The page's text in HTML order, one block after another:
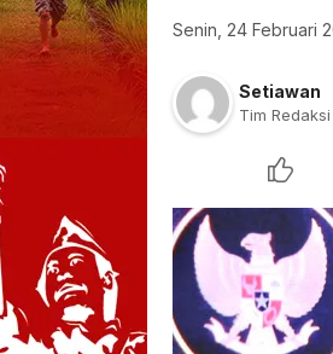
Senin, 24 Februari
Setiawan
Tim Redaksi